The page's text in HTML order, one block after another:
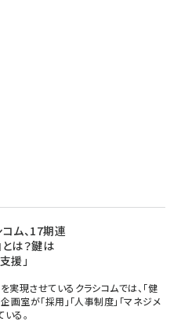
コム、17期連
は？鍵は
援」
現させているクラシコムでは、「健
室が「採用」「人事制度」「マネジメ
る。